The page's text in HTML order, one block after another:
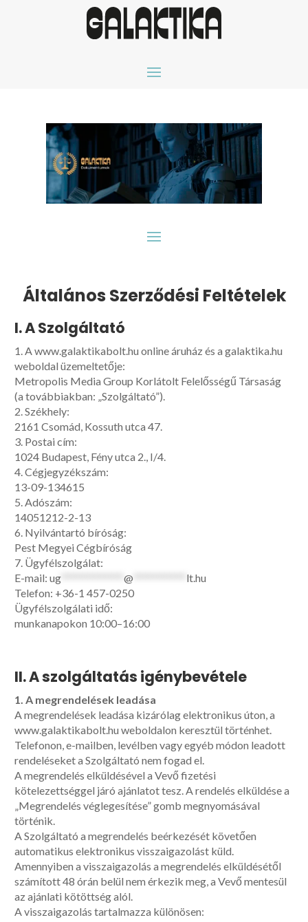
Általános Szerződési Feltételek
I. A Szolgáltató
1. A www.galaktikabolt.hu online áruház és a galaktika.hu
weboldal üzemeltetője:
Metropolis Media Group Korlátolt Felelősségű Társaság
(a továbbiakban: „Szolgáltató”).
2. Székhely:
2161 Csomád, Kossuth utca 47.
3. Postai cím:
1024 Budapest, Fény utca 2., I/4.
4. Cégjegyzékszám:
13-09-134615
5. Adószám:
14051212-2-13
6. Nyilvántartó bíróság:
Pest Megyei Cégbíróság
7. Ügyfélszolgálat:
E-mail:ug *************@
lt.hu
Telefon: +36-1 457-0250
Ügyfélszolgálati idő:
munkanapokon 10:00–16:00
II. A szolgáltatás igénybevétele
1. A megrendelések leadása
A megrendelések leadása kizárólag elektronikus úton, a
www.galaktikabolt.hu weboldalon keresztül történhet.
Telefonon, e-mailben, levélben vagy egyéb módon leadott
rendeléseket a Szolgáltató nem fogad el.
A megrendelés elküldésével a Vevő fizetési
kötelezettséggel járó ajánlatot tesz. A rendelés elküldése a
„Megrendelés véglegesítése” gomb megnyomásával
történik.
A Szolgáltató a megrendelés beérkezését követően
automatikus elektronikus visszaigazolást küld.
Amennyiben a visszaigazolás a megrendelés elküldésétől
számított 48 órán belül nem érkezik meg, a Vevő mentesül
az ajánlati kötöttség alól.
A visszaigazolás tartalmazza különösen: